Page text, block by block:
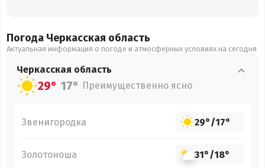
Погода Черкасская область
Актуальная информация о погоде и атмосферных условиях на сегодня
Черкасская область
29° 17° Преимущественно ясно
Звенигородка 29°/17°
Золотоноша 31°/18°